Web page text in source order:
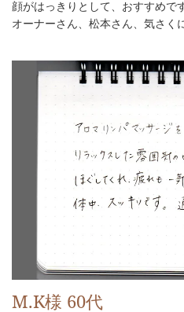
顔がはっきりとして、おすすめで
オーナーさん、松本さん、気さく
M.K様 60代